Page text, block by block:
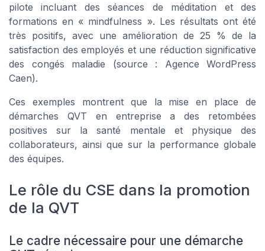
pilote incluant des séances de méditation et des
formations en « mindfulness ». Les résultats ont été
très positifs, avec une amélioration de 25 % de la
satisfaction des employés et une réduction significative
des congés maladie (source : Agence WordPress
Caen).
Ces exemples montrent que la mise en place de
démarches QVT en entreprise a des retombées
positives sur la santé mentale et physique des
collaborateurs, ainsi que sur la performance globale
des équipes.
Le rôle du CSE dans la promotion
de la QVT
Le cadre nécessaire pour une démarche